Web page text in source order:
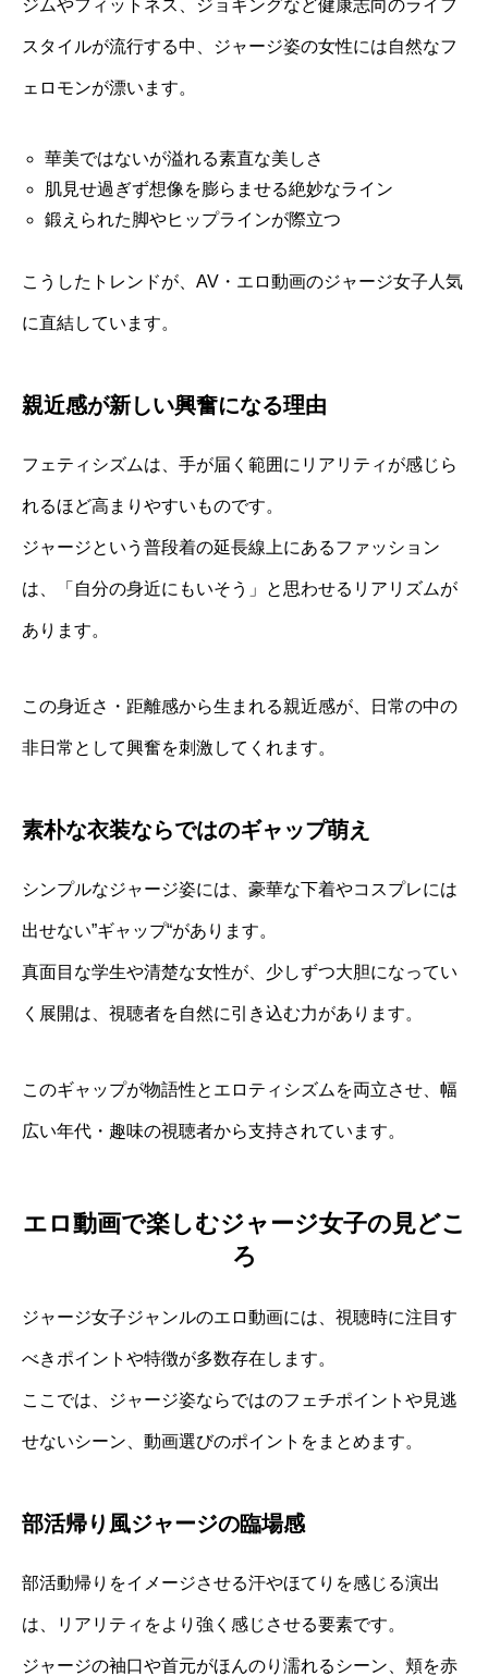
ジムやフィットネス、ジョギングなど健康志向のライフ
スタイルが流行する中、ジャージ姿の女性には自然なフ
ェロモンが漂います。
華美ではないが溢れる素直な美しさ
肌見せ過ぎず想像を膨らませる絶妙なライン
鍛えられた脚やヒップラインが際立つ
こうしたトレンドが、AV・エロ動画のジャージ女子人気
に直結しています。
親近感が新しい興奮になる理由
フェティシズムは、手が届く範囲にリアリティが感じら
れるほど高まりやすいものです。
ジャージという普段着の延長線上にあるファッション
は、「自分の身近にもいそう」と思わせるリアリズムが
あります。
この身近さ・距離感から生まれる親近感が、日常の中の
非日常として興奮を刺激してくれます。
素朴な衣装ならではのギャップ萌え
シンプルなジャージ姿には、豪華な下着やコスプレには
出せない”ギャップ“があります。
真面目な学生や清楚な女性が、少しずつ大胆になってい
く展開は、視聴者を自然に引き込む力があります。
このギャップが物語性とエロティシズムを両立させ、幅
広い年代・趣味の視聴者から支持されています。
エロ動画で楽しむジャージ女子の見どこ
ろ
ジャージ女子ジャンルのエロ動画には、視聴時に注目す
べきポイントや特徴が多数存在します。
ここでは、ジャージ姿ならではのフェチポイントや見逃
せないシーン、動画選びのポイントをまとめます。
部活帰り風ジャージの臨場感
部活動帰りをイメージさせる汗やほてりを感じる演出
は、リアリティをより強く感じさせる要素です。
ジャージの袖口や首元がほんのり濡れるシーン、頬を赤